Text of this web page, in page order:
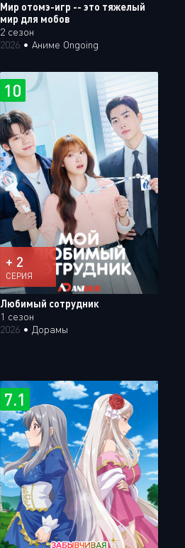
Мир отомэ-игр -- это тяжелый
мир для мобов
2 сезон
2026 •Аниме Ongoing
10
+ 2
СЕРИЯ
Любимый сотрудник
1 сезон
2026 • Дорамы
7.1